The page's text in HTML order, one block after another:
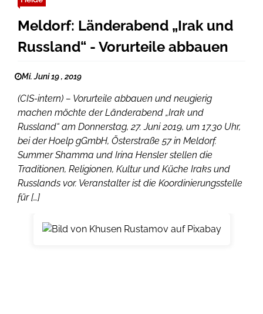
Meldorf: Länderabend „Irak und
Russland“ - Vorurteile abbauen
Mi. Juni 19 , 2019
(CIS-intern) – Vorurteile abbauen und neugierig
machen möchte der Länderabend „Irak und
Russland“ am Donnerstag, 27. Juni 2019, um 17.30 Uhr,
bei der Hoelp gGmbH, Österstraße 57 in Meldorf.
Summer Shamma und Irina Hensler stellen die
Traditionen, Religionen, Kultur und Küche Iraks und
Russlands vor. Veranstalter ist die Koordinierungsstelle
für […]